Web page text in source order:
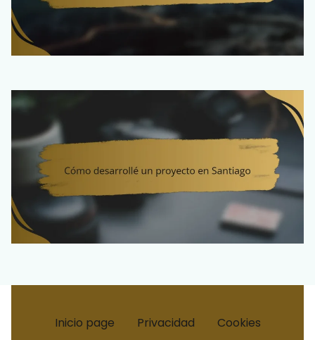
Inicio page Privacidad Cookies